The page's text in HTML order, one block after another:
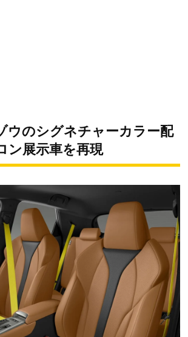
ウのシグネチャーカラー配
ン展示車を再現